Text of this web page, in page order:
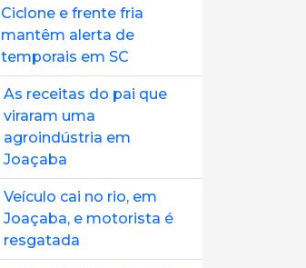
Ciclone e frente fria
mantêm alerta de
temporais em SC
As receitas do pai que
viraram uma
agroindústria em
Joaçaba
Veículo cai no rio, em
Joaçaba, e motorista é
resgatada